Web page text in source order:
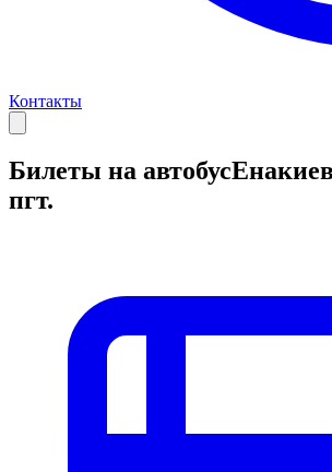
Контакты
Билеты на автобус
пгт.